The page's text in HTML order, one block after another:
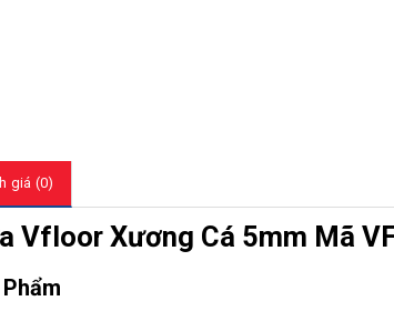
giá (0)
Vfloor Xương Cá 5mm Mã